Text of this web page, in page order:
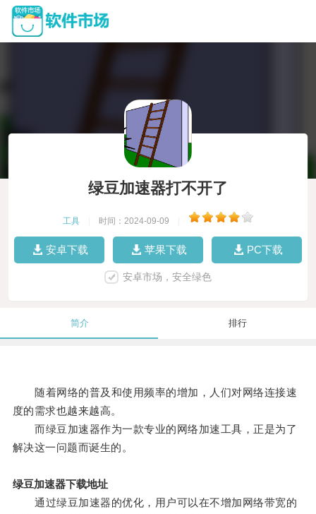
绿豆加速器打不开了
工具 时间：2024-09-09
安卓下载 苹果下载 PC下载
安卓市场，安全绿色
简介 排行
随着网络的普及和使用频率的增加，人们对网络连接速
度的需求也越来越高。
而绿豆加速器作为一款专业的网络加速工具，正是为了
解决这一问题而诞生的。
绿豆加速器下载地址
通过绿豆加速器的优化，用户可以在不增加网络带宽的